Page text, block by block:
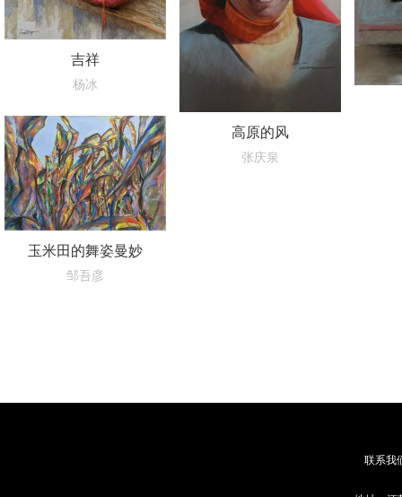
吉祥
杨冰
高原的风
张庆泉
玉米田的舞姿曼妙
邹吾彦
联系我